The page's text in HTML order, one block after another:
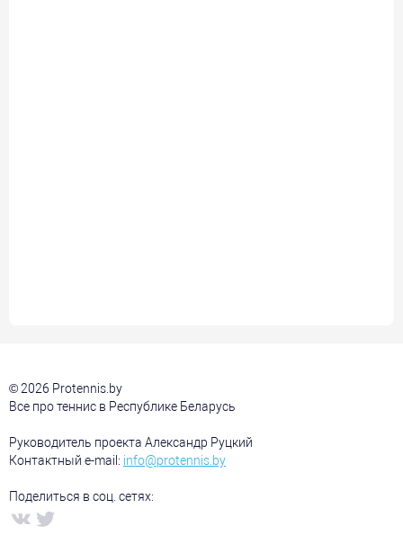
© 2026 Protennis.by
Все про теннис в Республике Беларусь
Руководитель проекта Александр Руцкий
Контактный e-mail: info@protennis.by
Поделиться в соц. сетях: